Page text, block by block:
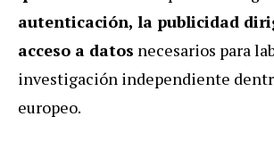
autenticación, la publicidad
acceso a datos necesarios para
investigación independiente
europeo.